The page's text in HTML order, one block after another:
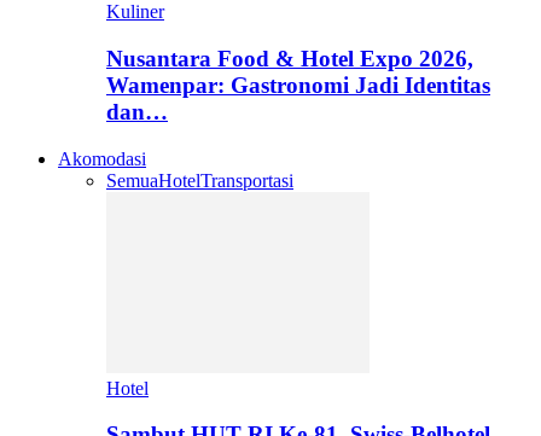
Kuliner
Nusantara Food & Hotel Expo 2026,
Wamenpar: Gastronomi Jadi Identitas
dan…
Akomodasi
SemuaHotelTransportasi
Hotel